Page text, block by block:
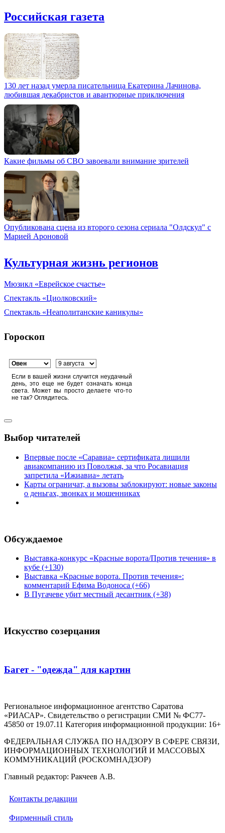
Российская газета
130 лет назад умерла писательница Екатерина Лачинова,
любившая декабристов и авантюрные приключения
Какие фильмы об СВО завоевали внимание зрителей
Опубликована сцена из второго сезона сериала "Олдскул" с
Марией Ароновой
Культурная жизнь регионов
Мюзикл «Еврейское счастье»
Спектакль «Циолковский»
Спектакль «Неаполитанские каникулы»
Гороскоп
Если в вашей жизни случится неудачный
день, это еще не будет означать конца
света. Может вы просто делаете что-то
не так? Оглядитесь.
Выбор читателей
Впервые после «Саравиа» сертификата лишили
авиакомпанию из Поволжья, за что Росавиация
запретила «Ижиавиа» летать
Карты ограничат, а вызовы заблокируют: новые законы
о деньгах, звонках и мошенниках
Обсуждаемое
Выставка-конкурс «Красные ворота/Против течения» в
кубе (+130)
Выставка «Красные ворота. Против течения»:
комментарий Ефима Водоноса (+66)
В Пугачеве убит местный десантник (+38)
Искусство созерцания
Багет - "одежда" для картин
Региональное информационное агентство Саратова
«РИАСАР». Свидетельство о регистрации СМИ № ФС77-
45850 от 19.07.11 Категория информационной продукции: 16+
ФЕДЕРАЛЬНАЯ СЛУЖБА ПО НАДЗОРУ В СФЕРЕ СВЯЗИ,
ИНФОРМАЦИОННЫХ ТЕХНОЛОГИЙ И МАССОВЫХ
КОММУНИКАЦИЙ (РОСКОМНАДЗОР)
Главный редактор: Ракчеев А.В.
Контакты редакции
Фирменный стиль